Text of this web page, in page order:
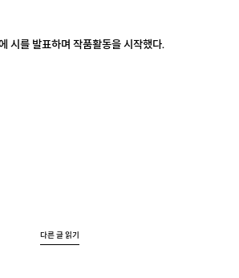
시를 발표하며 작품활동을 시작했다.
다른 글 읽기